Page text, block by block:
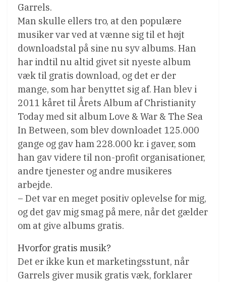
Garrels.
Man skulle ellers tro, at den populære
musiker var ved at vænne sig til et højt
downloadstal på sine nu syv albums. Han
har indtil nu altid givet sit nyeste album
væk til gratis download, og det er der
mange, som har benyttet sig af. Han blev i
2011 kåret til Årets Album af Christianity
Today med sit album Love & War & The Sea
In Between, som blev downloadet 125.000
gange og gav ham 228.000 kr. i gaver, som
han gav videre til non-profit organisationer,
andre tjenester og andre musikeres
arbejde.
– Det var en meget positiv oplevelse for mig,
og det gav mig smag på mere, når det gælder
om at give albums gratis.
Hvorfor gratis musik?
Det er ikke kun et marketingsstunt, når
Garrels giver musik gratis væk, forklarer